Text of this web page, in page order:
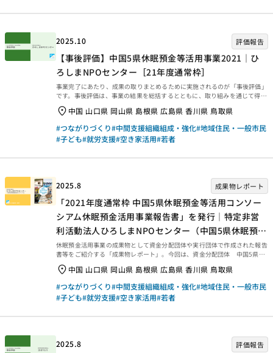
2025.10 評価報告
【事後評価】中国5県休眠預金等活用事業2021｜ひ
ろしまNPOセンター［21年度通常枠］
事業完了にあたり、成果の取りまとめるために実施されるのが「事後評価」
です。事後評価は、事業の結果を総括するとともに、取り組みを通じて得ら
れた学びを今後に生かせるよう、提言や知見・教訓を整理するために行われ
ます。今回は、2025年3月末に事業完了した2021年度通常枠【中国5県休眠
預金等活用事業2021｜ひろしまNPOセンター［21年度通常枠］】の事後評
価報告書をご紹介します。ぜひご覧ください。 事業概要等 事業概要など
は、以下のページからご覧ください。 事後評価報告 事後評価報告書は、以
基礎情報】
中国 山口県 岡山県 島根県 広島県 香川県 鳥取県
#つながりづくり#中間支援組織組成・強化#地域住民・一般市民
#子ども#就労支援#空き家活用#若者
2025.8 成果物レポート
「2021年度通常枠 中国5県休眠預金等活用コンソー
シアム休眠預金活用事業報告書」を発行｜特定非営
利活動法人ひろしまNPOセンター（中国5県休眠預金
等活用コンソーシアム）｜成果物レポート
休眠預金活用事業の成果物として資金分配団体や実行団体で作成された報告
書等をご紹介する「成果物レポート」。今回は、資金分配団体 中国5県休
眠預金等活用コンソーシアム（特定非営利活動法人ひろしまNPOセンター、
公益財団法人とっとり県民活動活性化センター、公益財団法人ふるさと島根
定住財団、特定非営利活動法人岡山NPOセンター、特定非営利活動法人やま
ぐち県民ネット21）が発行したレポート『2021年度通常枠 中国5県休眠預
金等活用コンソーシアム休眠預金活用事業報告書』を紹介します。 2021年
[2021.10-2025.3]～人口や...
中国 山口県 岡山県 島根県 広島県 香川県 鳥取県
#つながりづくり#中間支援組織組成・強化#地域住民・一般市民
#子ども#就労支援#空き家活用#若者
2025.8 評価報告